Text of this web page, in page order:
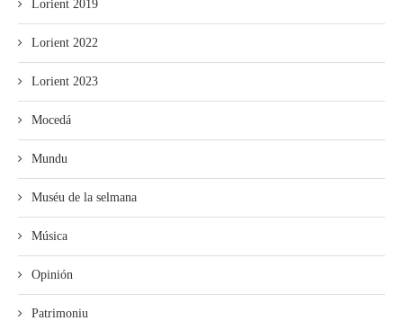
Lorient 2019
Lorient 2022
Lorient 2023
Mocedá
Mundu
Muséu de la selmana
Música
Opinión
Patrimoniu